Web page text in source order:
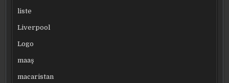
liste
Liverpool
Logo
maaş
macaristan